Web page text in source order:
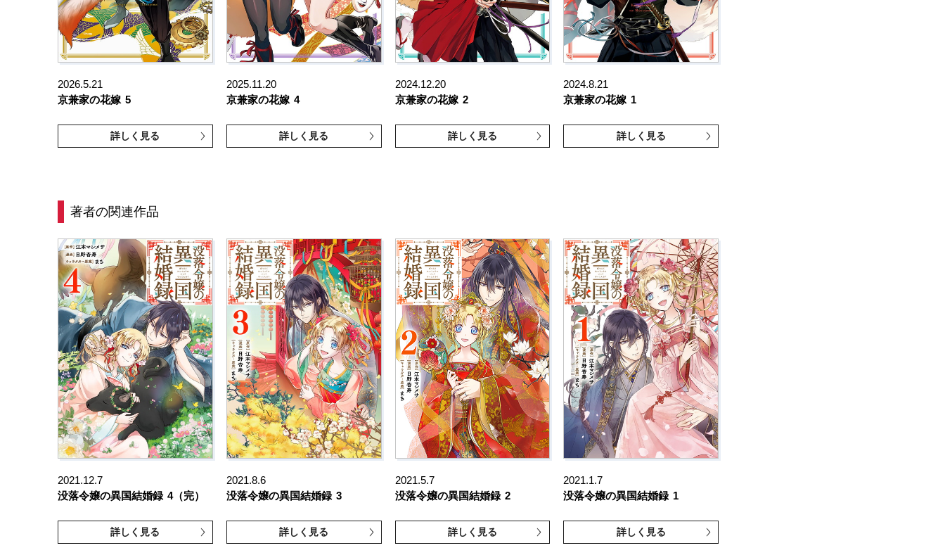
2026.5.21
京兼家の花嫁 5
詳しく見る
2025.11.20
京兼家の花嫁 4
詳しく見る
2024.12.20
京兼家の花嫁 2
詳しく見る
2024.8.21
京兼家の花嫁 1
詳しく見る
著者の関連作品
2021.12.7
没落令嬢の異国結婚録 4（完）
詳しく見る
2021.8.6
没落令嬢の異国結婚録 3
詳しく見る
2021.5.7
没落令嬢の異国結婚録 2
詳しく見る
2021.1.7
没落令嬢の異国結婚録 1
詳しく見る